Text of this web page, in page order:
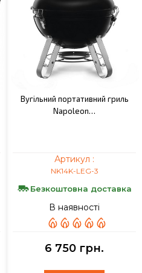
Вугільний портативний гриль
Napoleon…
Артикул :
NK14K-LEG-3
Безкоштовна доставка
В наявності
6 750 грн.